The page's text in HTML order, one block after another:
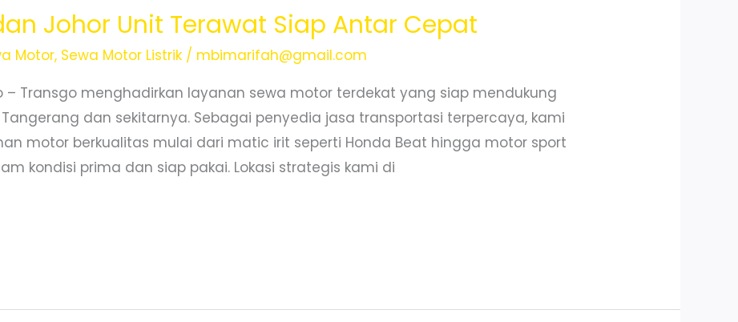
Johor Unit Terawat Siap Antar Cepat
Motor, Sewa Motor Listrik / mbimarifah@gmail.com
– Transgo menghadirkan layanan sewa motor terdekat yang siap mendukung
dan sekitarnya. Sebagai penyedia jasa transportasi terpercaya, kami
motor berkualitas mulai dari matic irit seperti Honda Beat hingga motor sport
kondisi prima dan siap pakai. Lokasi strategis kami di